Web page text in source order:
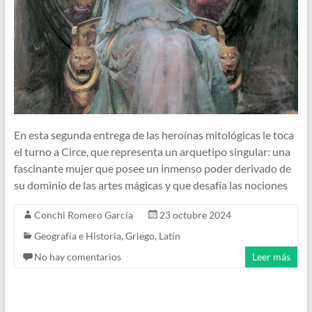
En esta segunda entrega de las heroínas mitológicas le toca
el turno a Circe, que representa un arquetipo singular: una
fascinante mujer que posee un inmenso poder derivado de
su dominio de las artes mágicas y que desafía las nociones
Conchi Romero García
23 octubre 2024
Geografía e Historia, Griego, Latín
No hay comentarios
Leer más